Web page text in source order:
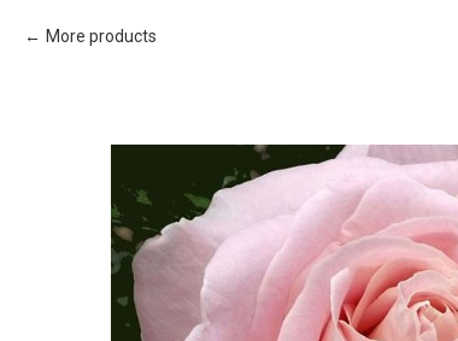
More products